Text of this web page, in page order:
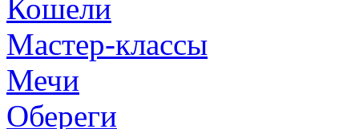
Кошели
Мастер-классы
Мечи
Обереги